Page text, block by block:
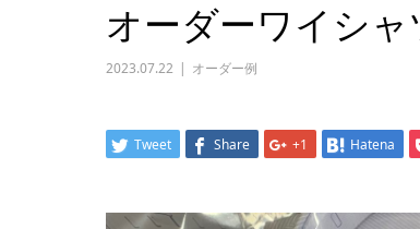
オーダーワイシ
2023.07.22 オーダー例
Tweet Share +1 Hatena